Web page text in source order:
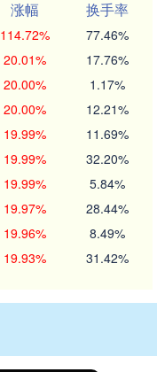
涨幅
换手率
114.72% 77.46%
20.01% 17.76%
20.00% 1.17%
20.00% 12.21%
19.99% 11.69%
19.99% 32.20%
19.99% 5.84%
19.97% 28.44%
19.96% 8.49%
19.93% 31.42%